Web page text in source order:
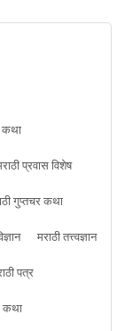
कथा
प्रवास विशेष
गुप्तचर कथा
मराठी तत्त्वज्ञान
पत्र
कथा